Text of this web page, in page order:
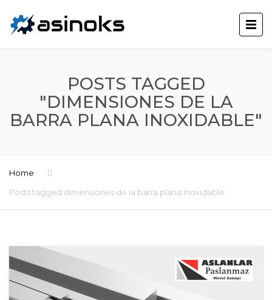
POSTS TAGGED
"DIMENSIONES DE LA
BARRA PLANA INOXIDABLE"
Home
Posts tagged dimensiones de la barra plana inoxidable